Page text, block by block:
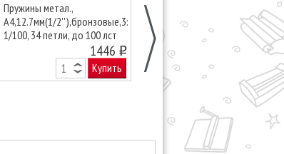
Пружины метал.,
А4,12.7мм(1/2''),бронзовые,3:1,
1/100, 34 петли, до 100 лст
1446 o
Купить
Обложки
мм